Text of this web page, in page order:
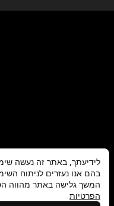
בהם אנו נעזרים לניתוח
המשך גלישה באתר מהווה
הפרטיות